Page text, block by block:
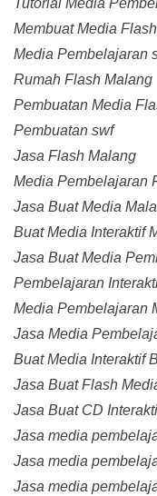
Tutorial Media
Membuat Media Flash
Media Pembelajaran
Rumah Flash Malang
Pembuatan Media
Pembuatan swf
Jasa Flash Malang
Media Pembelajaran
Jasa Buat Media
Buat Media Interaktif
Jasa Buat Media
Pembelajaran
Media Pembelajaran
Jasa Media
Buat Media Interaktif
Jasa Buat Flash
Jasa Buat CD
Jasa media
Jasa media
Jasa media